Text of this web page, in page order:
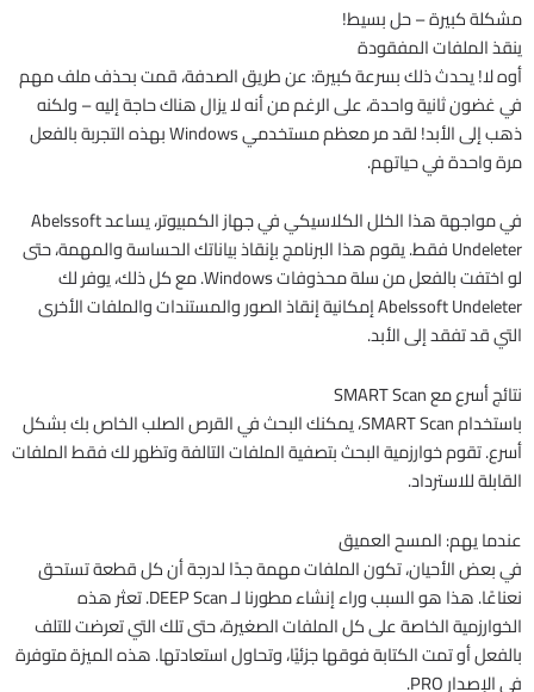
مشكلة كبيرة – حل بسيط!
ينقذ الملفات المفقودة
أوه لا! يحدث ذلك بسرعة كبيرة: عن طريق الصدفة، قمت بحذف ملف مهم
في غضون ثانية واحدة، على الرغم من أنه لا يزال هناك حاجة إليه – ولكنه
ذهب إلى الأبد! لقد مر معظم مستخدمي Windows بهذه التجربة بالفعل
مرة واحدة في حياتهم.
في مواجهة هذا الخلل الكلاسيكي في جهاز الكمبيوتر، يساعد Abelssoft
Undeleter فقط. يقوم هذا البرنامج بإنقاذ بياناتك الحساسة والمهمة، حتى
لو اختفت بالفعل من سلة محذوفات Windows. مع كل ذلك، يوفر لك
Abelssoft Undeleter إمكانية إنقاذ الصور والمستندات والملفات الأخرى
التي قد تفقد إلى الأبد.
نتائج أسرع مع SMART Scan
باستخدام SMART Scan، يمكنك البحث في القرص الصلب الخاص بك بشكل
أسرع. تقوم خوارزمية البحث بتصفية الملفات التالفة وتظهر لك فقط الملفات
القابلة للاسترداد.
عندما يهم: المسح العميق
في بعض الأحيان، تكون الملفات مهمة جدًا لدرجة أن كل قطعة تستحق
نعناعًا. هذا هو السبب وراء إنشاء مطورنا لـ DEEP Scan. تعثر هذه
الخوارزمية الخاصة على كل الملفات الصغيرة، حتى تلك التي تعرضت للتلف
بالفعل أو تمت الكتابة فوقها جزئيًا، وتحاول استعادتها. هذه الميزة متوفرة
في الإصدار PRO.